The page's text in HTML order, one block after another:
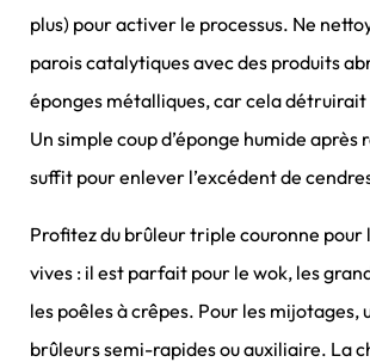
plus) pour activer le processus. Ne
parois catalytiques avec des produits
éponges métalliques, car cela
Un simple coup d’éponge humide
suffit pour enlever l’excédent de
Profitez du brûleur triple couronne pour
vives : il est parfait pour le wok, les
les poêles à crêpes. Pour les mijotages,
brûleurs semi-rapides ou auxiliaire. La